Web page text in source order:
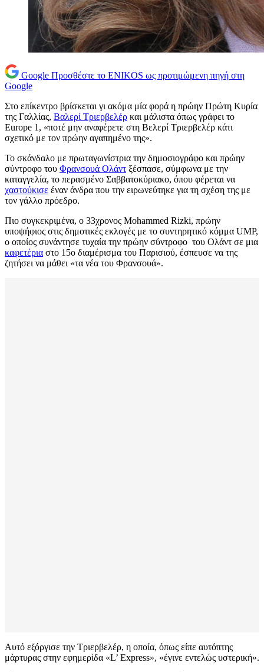
Google Προσθέστε το ENIKOS ως προτιμώμενη πηγή στη
Google
Στο επίκεντρο βρίσκεται γι ακόμα μία φορά η πρώην Πρώτη Κυρία
της Γαλλίας, Βαλερί Τριερβελέρ και μάλιστα όπως γράφει το
Europe 1, «ποτέ μην αναφέρετε στη Βελερί Τριερβελέρ κάτι
σχετικό με τον πρώην αγαπημένο της».
Το σκάνδαλο με πρωταγωνίστρια την δημοσιογράφο και πρώην
σύντροφο του Φρανσουά Ολάντ ξέσπασε, σύμφωνα με την
καταγγελία, το περασμένο Σαββατοκύριακο, όπου φέρεται να
χαστούκισε έναν άνδρα που την ειρωνεύτηκε για τη σχέση της με
τον γάλλο πρόεδρο.
Πιο συγκεκριμένα, ο 33χρονος Mohammed Rizki, πρώην
υποψήφιος στις δημοτικές εκλογές με το συντηρητικό κόμμα UMP,
ο οποίος συνάντησε τυχαία την πρώην σύντροφο του Ολάντ σε μια
καφετέρια στο 15ο διαμέρισμα του Παρισιού, έσπευσε να της
ζητήσει να μάθει «τα νέα του Φρανσουά».
Αυτό εξόργισε την Τριερβελέρ, η οποία, όπως είπε αυτόπτης
μάρτυρας στην εφημερίδα «L’ Express», «έγινε εντελώς υστερική».